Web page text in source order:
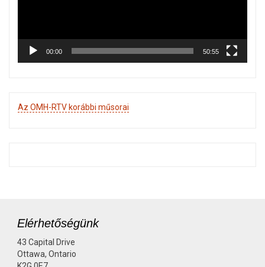
00:00 50:55
Az OMH-RTV korábbi műsorai
Elérhetőségünk
43 Capital Drive
Ottawa, Ontario